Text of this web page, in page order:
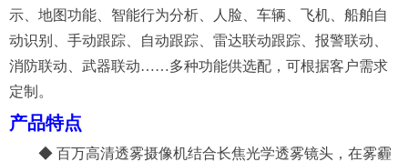
示、地图功能、智能行为分析、人脸、车辆、飞机、船舶自
动识别、手动跟踪、自动跟踪、雷达联动跟踪、报警联动、
消防联动、武器联动……多种功能供选配，可根据客户需求
定制。
产品特点
◆ 百万高清透雾摄像机结合长焦光学透雾镜头，在雾霾